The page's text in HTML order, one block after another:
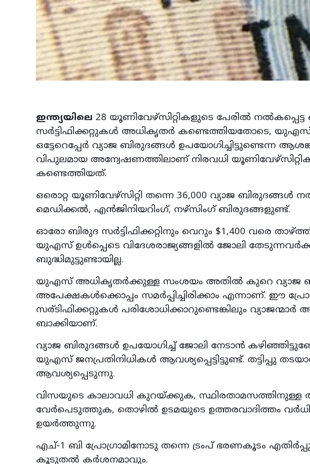
ഇന്ത്യയിലെ 28 യൂണിവേഴ്സിറ്റികളുടെ പേരിൽ
സർട്ടിഫിക്കറ്റുകൾ അധികൃതർ കണ്ടെത്തിയതോടെ,
ഒട്ടേറെപ്പേർ വ്യാജ ബിരുദങ്ങൾ ഉപയോഗിച്ചിട്ടുണ്ടെന്ന
വിപുലമായ അന്വേഷണത്തിലാണ് നിരവധി
കണ്ടെത്തിയത്.
ഒരൊറ്റ യൂണിവേഴ്സിറ്റി തന്നെ 36,000 വ്യാജ
മെഡിക്കൽ, എൻജിനിയറിംഗ്, നഴ്‌സിംഗ് ബിരുദങ്ങളുണ്ട്.
ഓരോ ബിരുദ സർട്ടിഫിക്കറ്റിനും വെറും $1,400 വരെ
യുഎസ് ഉൾപ്പെടെ വിദേശരാജ്യങ്ങളിൽ ജോലി
ബുദ്ധിമുട്ടുണ്ടായില്ല.
യുഎസ് അധികൃതർക്കുള്ള സംശയം അതിൽ കുറെ വ്യാജ
അപേക്ഷകൾക്കൊപ്പം സമർപ്പിച്ചിരിക്കാം എന്നാണ്. ഈ
സര്ടിഫിക്കറ്റുകൾ പരിശോധിക്കാറുണ്ടെങ്കിലും
ബാക്കിയാണ്.
വ്യാജ ബിരുദങ്ങൾ ഉപയോഗിച്ച് ജോലി നേടാൻ
യുഎസ് ജനപ്രതിനിധികൾ ആവശ്യപ്പെട്ടിട്ടുണ്ട്. തട്ടിപ്പു
ആവശ്യപ്പെടുന്നു.
വിസയുടെ കാലാവധി കുറയ്ക്കുക,
വേർപെടുത്തുക, തൊഴിൽ ഉടമയുടെ ഉത്തരവാദിത്തം
ഉയർത്തുന്നു.
എച്-1 ബി പ്രോഗ്രാമിനോടു തന്നെ ട്രംപ് ഭരണകൂടം എതിർപ്പു
കൂടുതൽ കർശനമാവും.